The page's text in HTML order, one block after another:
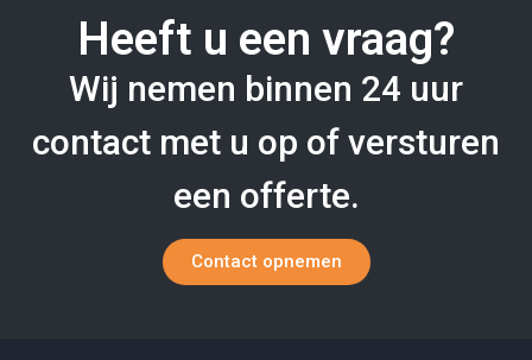
Heeft u een vraag?
Wij nemen binnen 24 uur
contact met u op of versturen
een offerte.
Contact opnemen